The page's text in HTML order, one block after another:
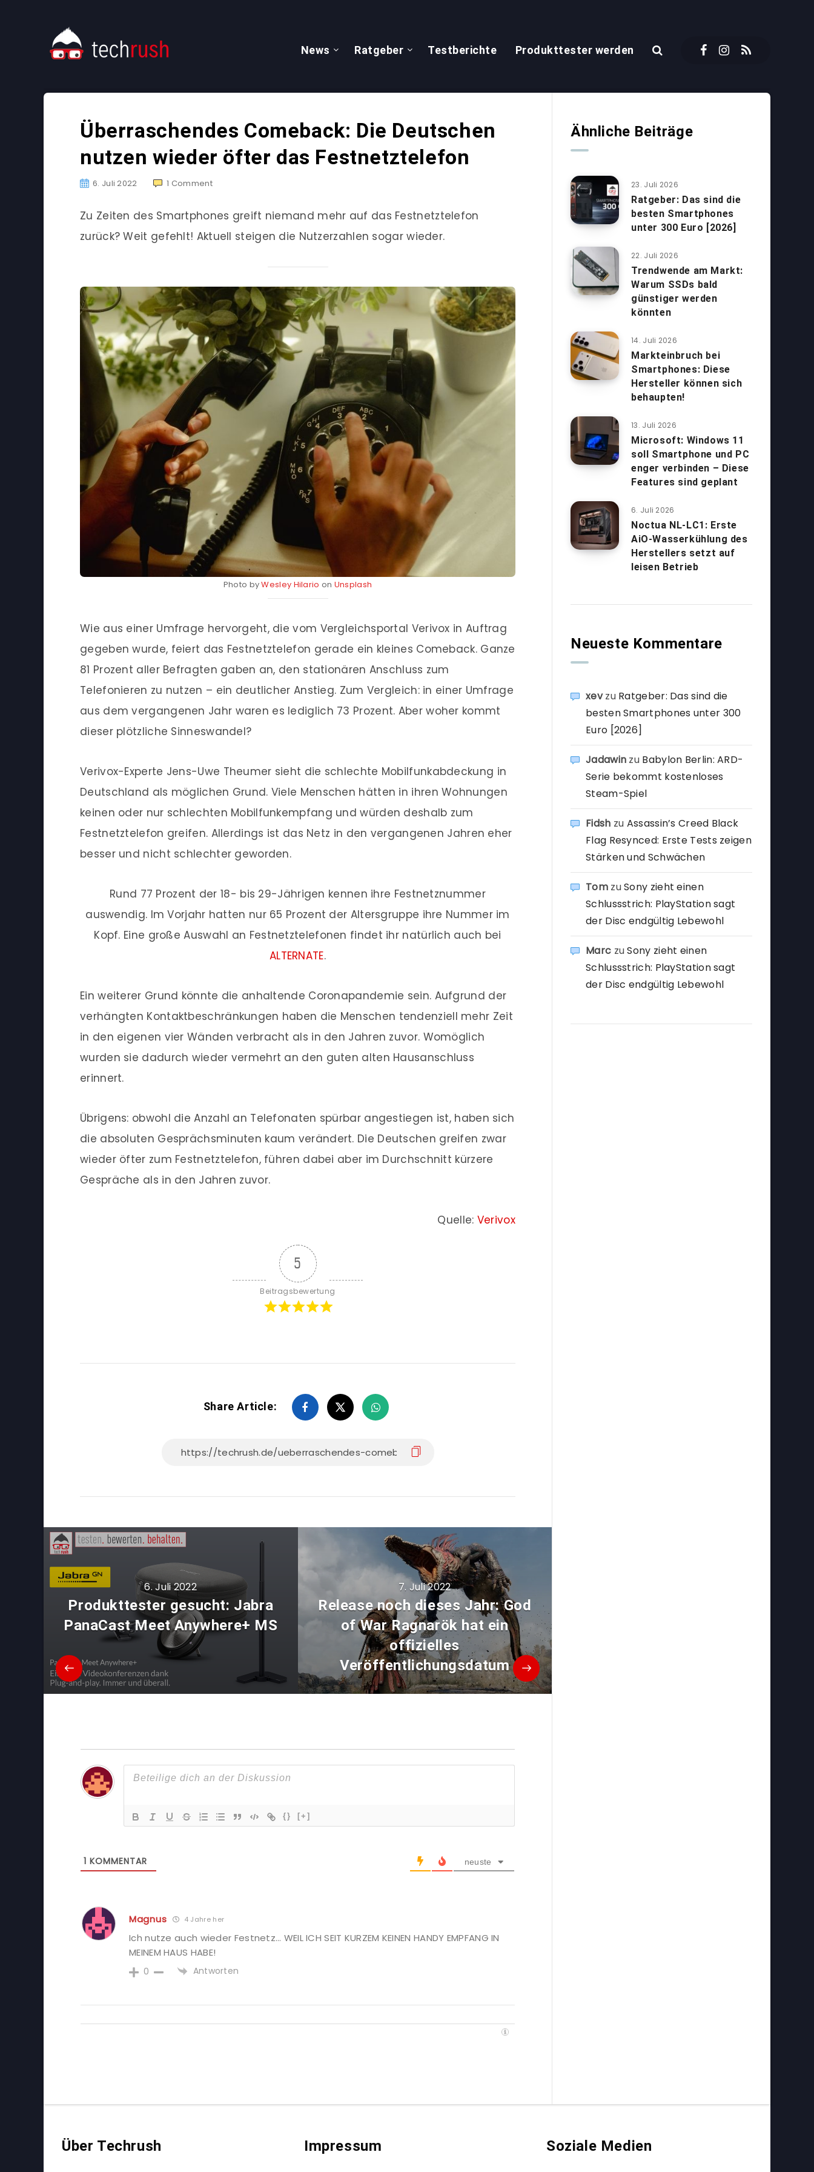
News Ratgeber Testberichte Produkttester werden
Überraschendes Comeback: Die Deutschen
nutzen wieder öfter das Festnetztelefon
6. Juli 2022 1 Comment
Zu Zeiten des Smartphones greift niemand mehr auf das Festnetztelefon
zurück? Weit gefehlt! Aktuell steigen die Nutzerzahlen sogar wieder.
Photo byWesley Hilario on Unsplash
Wie aus einer Umfrage hervorgeht, die vom Vergleichsportal Verivox in Auftrag
gegeben wurde, feiert das Festnetztelefon gerade ein kleines Comeback. Ganze
81 Prozent aller Befragten gaben an, den stationären Anschluss zum
Telefonieren zu nutzen – ein deutlicher Anstieg. Zum Vergleich: in einer Umfrage
aus dem vergangenen Jahr waren es lediglich 73 Prozent. Aber woher kommt
dieser plötzliche Sinneswandel?
Verivox-Experte Jens-Uwe Theumer sieht die schlechte Mobilfunkabdeckung in
Deutschland als möglichen Grund. Viele Menschen hätten in ihren Wohnungen
keinen oder nur schlechten Mobilfunkempfang und würden deshalb zum
Festnetztelefon greifen. Allerdings ist das Netz in den vergangenen Jahren eher
besser und nicht schlechter geworden.
Rund 77 Prozent der 18- bis 29-Jährigen kennen ihre Festnetznummer
auswendig. Im Vorjahr hatten nur 65 Prozent der Altersgruppe ihre Nummer im
Kopf. Eine große Auswahl an Festnetztelefonen findet ihr natürlich auch bei
ALTERNATE.
Ein weiterer Grund könnte die anhaltende Coronapandemie sein. Aufgrund der
verhängten Kontaktbeschränkungen haben die Menschen tendenziell mehr Zeit
in den eigenen vier Wänden verbracht als in den Jahren zuvor. Womöglich
wurden sie dadurch wieder vermehrt an den guten alten Hausanschluss
erinnert.
Übrigens: obwohl die Anzahl an Telefonaten spürbar angestiegen ist, haben sich
die absoluten Gesprächsminuten kaum verändert. Die Deutschen greifen zwar
wieder öfter zum Festnetztelefon, führen dabei aber im Durchschnitt kürzere
Gespräche als in den Jahren zuvor.
Quelle: Verivox
5
Beitragsbewertung
Share Article:
6. Juli 2022
Produkttester gesucht: Jabra
PanaCast Meet Anywhere+ MS
7. Juli 2022
Release noch dieses Jahr: God
of War Ragnarök hat ein
offizielles
Veröffentlichungsdatum
{} [+]
1 KOMMENTAR neuste
Magnus 4 Jahre her
Ich nutze auch wieder Festnetz… WEIL ICH SEIT KURZEM KEINEN HANDY EMPFANG IN
MEINEM HAUS HABE!
0 Antworten
Ähnliche Beiträge
23. Juli 2026
Ratgeber: Das sind die
besten Smartphones
unter 300 Euro [2026]
22. Juli 2026
Trendwende am Markt:
Warum SSDs bald
günstiger werden
könnten
14. Juli 2026
Markteinbruch bei
Smartphones: Diese
Hersteller können sich
behaupten!
13. Juli 2026
Microsoft: Windows 11
soll Smartphone und PC
enger verbinden – Diese
Features sind geplant
6. Juli 2026
Noctua NL-LC1: Erste
AiO-Wasserkühlung des
Herstellers setzt auf
leisen Betrieb
Neueste Kommentare
xevzu Ratgeber: Das sind die
besten Smartphones unter 300
Euro [2026]
Jadawin zu Babylon Berlin: ARD-
Serie bekommt kostenloses
Steam-Spiel
Fidsh zu Assassin’s Creed Black
Flag Resynced: Erste Tests zeigen
Stärken und Schwächen
TomzuSony zieht einen
Schlussstrich: PlayStation sagt
der Disc endgültig Lebewohl
Marc zuSony zieht einen
Schlussstrich: PlayStation sagt
der Disc endgültig Lebewohl
Über Techrush Impressum Soziale Medien